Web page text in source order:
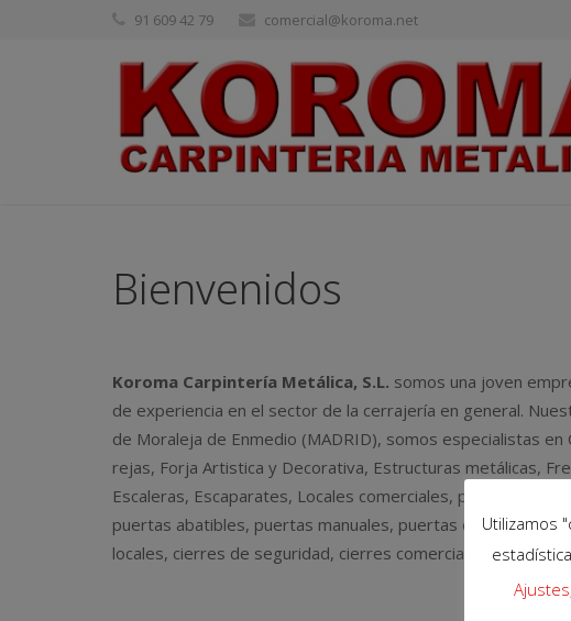
91 609 42 79 comercial@koroma.net
Bienvenidos
Koroma Carpintería Metálica, S.L. somos una joven
de experiencia en el sector de la cerrajería en general.
de Moraleja de Enmedio (MADRID), somos especialistas
rejas, Forja Artistica y Decorativa, Estructuras metálicas,
Escaleras, Escaparates, Locales comerciales, puertas de
puertas abatibles, puertas manuales, puertas con motor,
locales, cierres de seguridad, cierres comerciales,
Utilizamos
Ajustes